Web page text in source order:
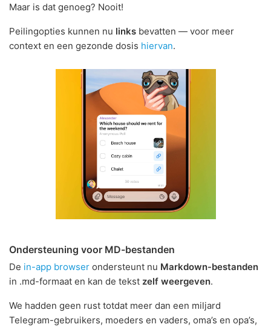
Maar is dat genoeg? Nooit!
Peilingopties kunnen nu links bevatten — voor meer
context en een gezonde dosis hiervan.
Ondersteuning voor MD-bestanden
De in-app browser ondersteunt nu Markdown-bestanden
in .md-formaat en kan de tekst zelf weergeven.
We hadden geen rust totdat meer dan een miljard
Telegram-gebruikers, moeders en vaders, oma’s en opa’s,